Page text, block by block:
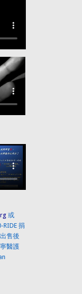
或
RIDE 捐
售後
醫護